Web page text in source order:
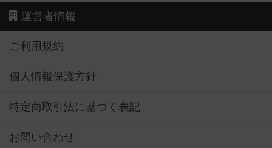
運営者情報
ご利用規約
個人情報保護方針
特定商取引法に基づく表記
お問い合わせ